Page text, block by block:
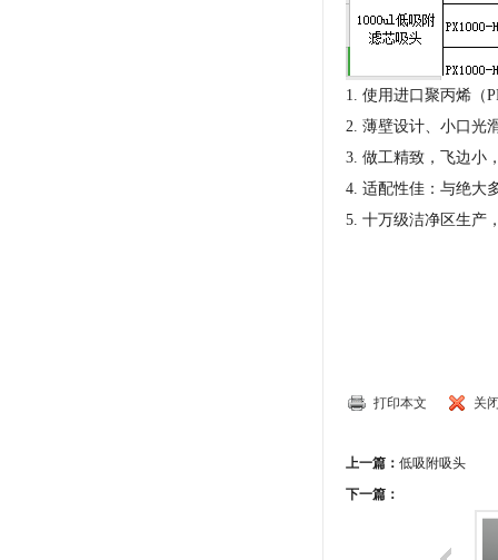
1. 使用进口聚丙烯（
2. 薄壁设计、小口光
3. 做工精致，飞边小
4. 适配性佳：与绝大
5. 十万级洁净区生产
打印本文 关
上一篇： 低吸附吸头
下一篇：